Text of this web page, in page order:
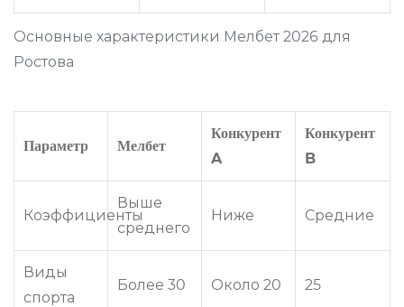
Основные характеристики Мелбет 2026 для
Ростова
Параметр Мелбет
Конкурент
A
Конкурент
B
Коэффициенты
Выше
среднего
Ниже Средние
Виды
спорта
Более 30 Около 20 25